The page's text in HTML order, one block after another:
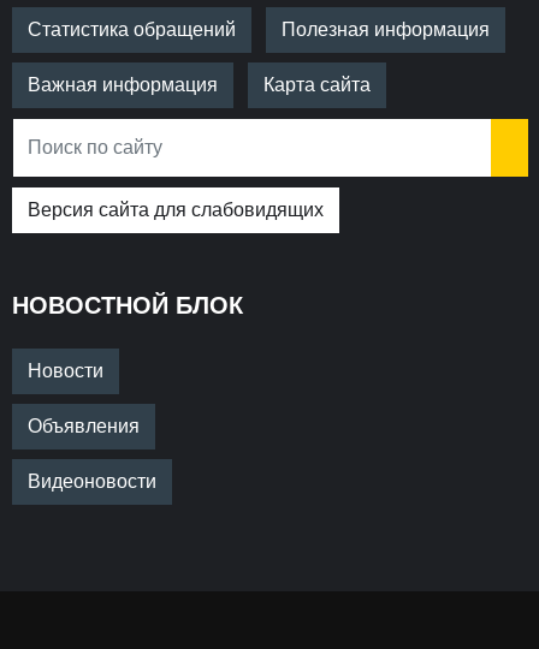
Статистика обращений Полезная информация
Важная информация Карта сайта
Версия сайта для слабовидящих
НОВОСТНОЙ БЛОК
Новости
Объявления
Видеоновости